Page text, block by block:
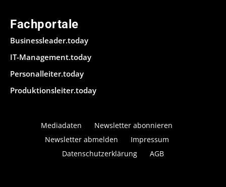
Fachportale
Businessleader.today
IT-Management.today
Personalleiter.today
Produktionsleiter.today
Mediadaten
Newsletter abonnieren
Newsletter abmelden
Impressum
Datenschutzerklärung
AGB